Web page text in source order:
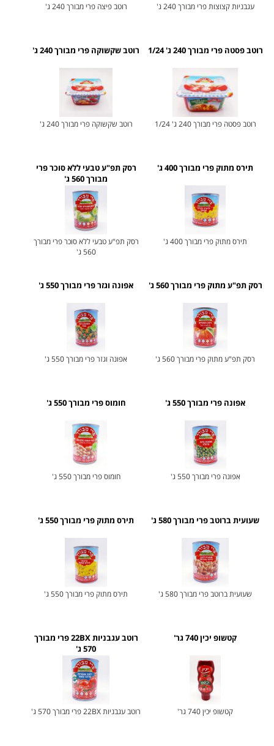
עגבניות קצוצות פרי מבורך 240 ג' רוטב פיצה פרי מבורך 240 ג'
רוטב פסטה פרי מבורך 240 ג' 1/24
רוטב פסטה פרי מבורך 240 ג' 1/24
רוטב שקשוקה פרי מבורך 240 ג'
רוטב שקשוקה פרי מבורך 240 ג'
תירס מתוק פרי מבורך 400 ג'
תירס מתוק פרי מבורך 400 ג'
רסק תפ"ע טבעי ללא סוכר פרי
מבורך 560 ג'
רסק תפ"ע טבעי ללא סוכר פרי מבורך
560 ג'
רסק תפ"ע מתוק פרי מבורך 560 ג'
רסק תפ"ע מתוק פרי מבורך 560 ג'
אפונה וגזר פרי מבורך 550 ג'
אפונה וגזר פרי מבורך 550 ג'
אפונה פרי מבורך 550 ג'
אפונה פרי מבורך 550 ג'
חומוס פרי מבורך 550 ג'
חומוס פרי מבורך 550 ג'
שעועית ברוטב פרי מבורך 580 ג'
שעועית ברוטב פרי מבורך 580 ג'
תירס מתוק פרי מבורך 550 ג'
תירס מתוק פרי מבורך 550 ג'
קטשופ יכין 740 גר'
קטשופ יכין 740 גר'
רוטב עגבניות 22BX פרי מבורך
570 ג'
רוטב עגבניות 22BX פרי מבורך 570 ג'